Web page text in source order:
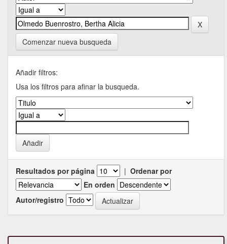
Comenzar nueva busqueda
Añadir filtros:
Usa los filtros para afinar la busqueda.
Resultados por página | Ordenar por
En orden
Autor/registro